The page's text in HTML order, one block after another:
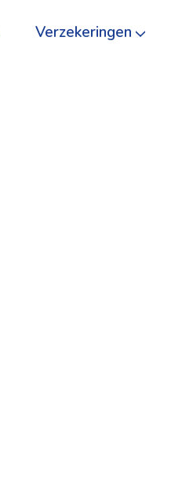
Verzekeringen